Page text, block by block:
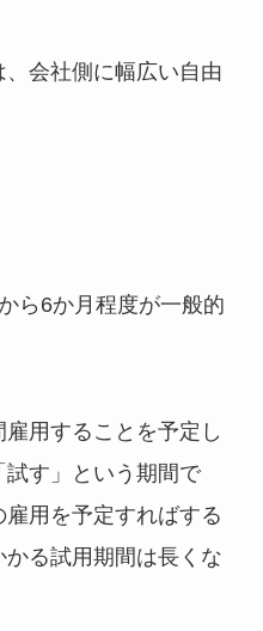
会社側に幅広い自由
ら6か月程度が一般的
用することを予定し
す」という期間で
用を予定すればする
る試用期間は長くな